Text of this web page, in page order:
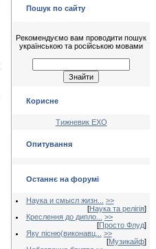
Пошук по сайту
Рекомендуємо вам проводити пошук
українською та російською мовами
Корисне
Тижневик ЕХО
Опитування
Останнє на форумі
Наука и смысл жизн...
>>
[Наука та релігія]
Креслення до дипло...
>>
[Просто Флуд]
Яку пісню(виконавц...
>>
[Музикайф]